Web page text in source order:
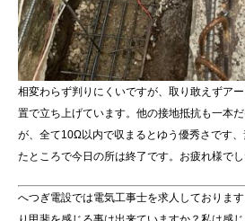
相変わらず判りにくいですが、取り敢えずア
置で立ち上げています。他の接地抵抗も一本
が、全て10Ω以内で収まるとゆう優秀さです
たところで今日の所は終了です。お疲れ様でし
へつぎ電設では電気工事士を求人しておりま